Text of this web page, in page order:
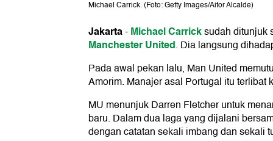
Michael Carrick. (Foto: Getty Images/Aitor Alcalde)
Jakarta-Michael Carricksudah ditunjuk
Manchester United. Dia langsung
Pada awal pekan lalu, Man United
Amorim. Manajer asal Portugal itu terlibat
MU menunjuk Darren Fletcher untuk
baru. Dalam dua laga yang dijalani
dengan catatan sekali imbang dan sekali